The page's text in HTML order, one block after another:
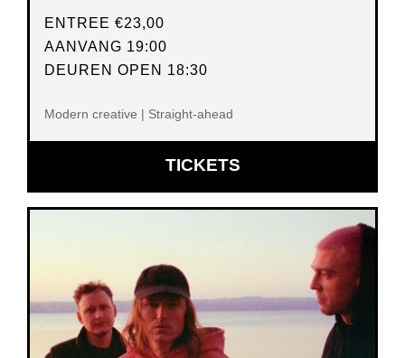
ENTREE €23,00
AANVANG 19:00
DEUREN OPEN 18:30
Modern creative | Straight-ahead
TICKETSOPENT
IN
VENSTER